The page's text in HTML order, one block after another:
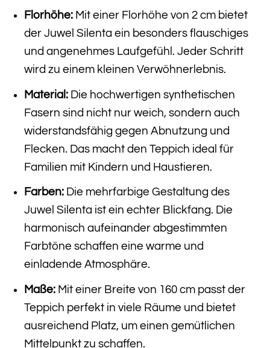
Florhöhe:Mit einer Florhöhe von 2 cm bietet
der Juwel Silenta ein besonders flauschiges
und angenehmes Laufgefühl. Jeder Schritt
wird zu einem kleinen Verwöhnerlebnis.
Material:Die hochwertigen synthetischen
Fasern sind nicht nur weich, sondern auch
widerstandsfähig gegen Abnutzung und
Flecken. Das macht den Teppich ideal für
Familien mit Kindern und Haustieren.
Farben:Die mehrfarbige Gestaltung des
Juwel Silenta ist ein echter Blickfang. Die
harmonisch aufeinander abgestimmten
Farbtöne schaffen eine warme und
einladende Atmosphäre.
Maße:Mit einer Breite von 160 cm passt der
Teppich perfekt in viele Räume und bietet
ausreichend Platz, um einen gemütlichen
Mittelpunkt zu schaffen.